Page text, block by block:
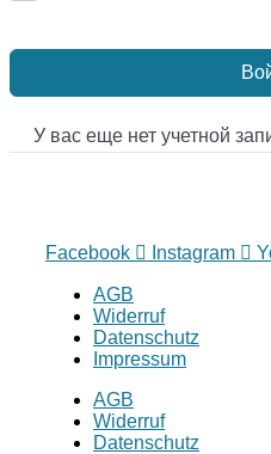
У вас еще нет учетной
Facebook Instagram
AGB
Widerruf
Datenschutz
Impressum
AGB
Widerruf
Datenschutz